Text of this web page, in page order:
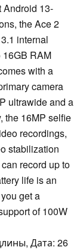
Android 13-
the Ace 2
internal
RAM
with a
camera
ultrawide and a
the 16MP selfie
recordings,
stabilization
record up to
life is an
get a
of 100W
Дата: 26